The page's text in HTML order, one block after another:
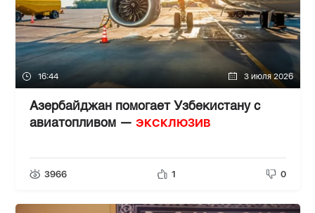
16:44 3 июля 2026
Азербайджан помогает Узбекистану с
авиатопливом — ЭКСКЛЮЗИВ
3966 1 0